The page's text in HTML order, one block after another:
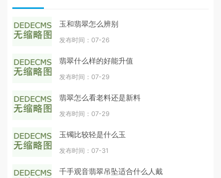
玉和翡翠怎么辨别
发布时间：07-26
翡翠什么样的好能升值
发布时间：07-29
翡翠怎么看老料还是新料
发布时间：07-29
玉镯比较轻是什么玉
发布时间：07-31
千手观音翡翠吊坠适合什么人戴